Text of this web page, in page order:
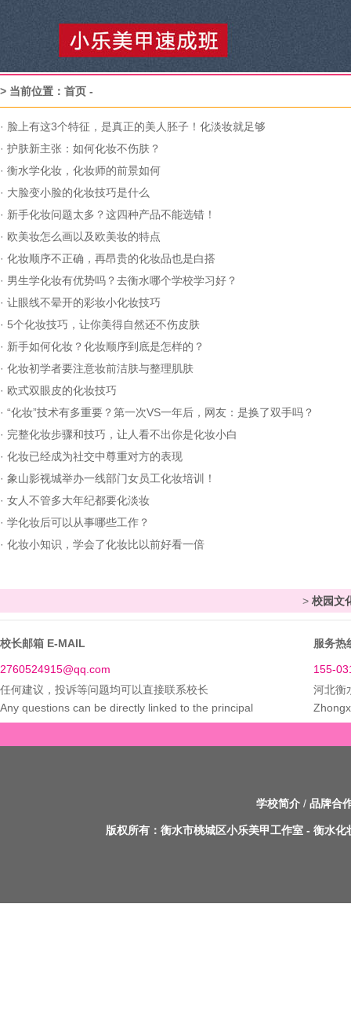
> 当前位置： 首页 -
· 脸上有这3个特征，是真正的美人胚子！化淡妆就足够
· 护肤新主张：如何化妆不伤肤？
· 衡水学化妆，化妆师的前景如何
· 大脸变小脸的化妆技巧是什么
· 新手化妆问题太多？这四种产品不能选错！
· 欧美妆怎么画以及欧美妆的特点
· 化妆顺序不正确，再昂贵的化妆品也是白搭
· 男生学化妆有优势吗？去衡水哪个学校学习好？
· 让眼线不晕开的彩妆小化妆技巧
· 5个化妆技巧，让你美得自然还不伤皮肤
· 新手如何化妆？化妆顺序到底是怎样的？
· 化妆初学者要注意妆前洁肤与整理肌肤
· 欧式双眼皮的化妆技巧
· “化妆”技术有多重要？第一次VS一年后，网友：是换了双手吗？
· 完整化妆步骤和技巧，让人看不出你是化妆小白
· 化妆已经成为社交中尊重对方的表现
· 象山影视城举办一线部门女员工化妆培训！
· 女人不管多大年纪都要化淡妆
· 学化妆后可以从事哪些工作？
· 化妆小知识，学会了化妆比以前好看一倍
> 校园文
校长邮箱 E-MAIL 服务热
2760524915@qq.com
155-
任何建议，投诉等问题均可以直接联系校长
河北衡
Any questions can be directly linked to the principal
学校简介 / 品牌合
版权所有： 衡水市桃城区小乐美甲工作室- 衡水化